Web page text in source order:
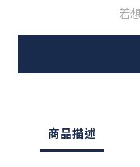
若
商品描述